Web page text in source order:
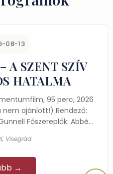
08-13
A SZENT SZÍV
HATALMA
95 perc, 2026
nem ajánlott!) Rendező:
Főszereplők: Abbé
Visegrád
→